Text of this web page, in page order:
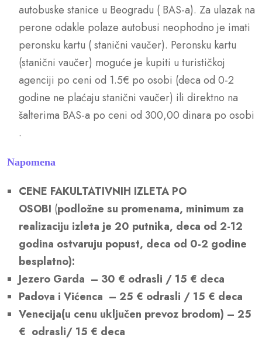
autobuske stanice u Beogradu ( BAS-a). Za ulazak na
perone odakle polaze autobusi neophodno je imati
peronsku kartu ( stanični vaučer). Peronsku kartu
(stanični vaučer) moguće je kupiti u turističkoj
agenciji po ceni od 1.5€ po osobi (deca od 0-2
godine ne plaćaju stanični vaučer) ili direktno na
šalterima BAS-a po ceni od 300,00 dinara po osobi
.
Napomena
CENE FAKULTATIVNIH IZLETA PO
OSOBI (podložne su promenama, minimum za
realizaciju izleta je 20 putnika, deca od 2-12
godina ostvaruju popust, deca od 0-2 godine
besplatno):
Jezero Garda – 30 € odrasli / 15 € deca
Padova i Vićenca – 25 € odrasli / 15 € deca
Venecija(u cenu uključen prevoz brodom) – 25
€ odrasli/ 15 € deca